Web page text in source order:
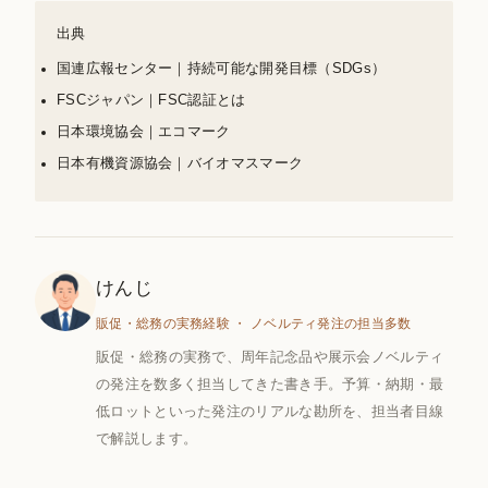
出典
国連広報センター｜持続可能な開発目標（SDGs）
FSCジャパン｜FSC認証とは
日本環境協会｜エコマーク
日本有機資源協会｜バイオマスマーク
けんじ
販促・総務の実務経験 ・ ノベルティ発注の担当多数
販促・総務の実務で、周年記念品や展示会ノベルティ
の発注を数多く担当してきた書き手。予算・納期・最
低ロットといった発注のリアルな勘所を、担当者目線
で解説します。